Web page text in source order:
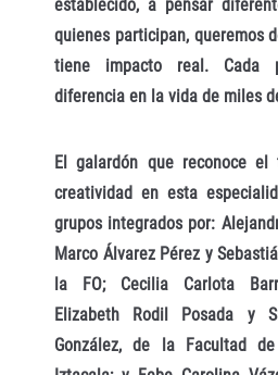
establecido, a pensar
quienes participan, queremos
tiene impacto real. Cada
diferencia en la vida de miles
El galardón que reconoce el
creatividad en esta
grupos integrados por:
Marco Álvarez Pérez y
la FO; Cecilia Carlota
Elizabeth Rodil Posada y
González, de la Facultad